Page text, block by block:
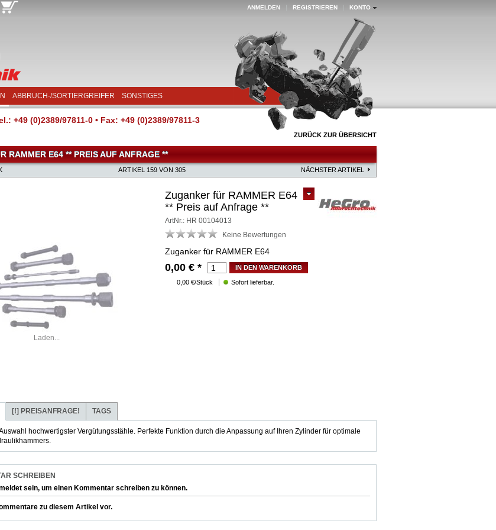
KONTO
ANMELDEN REGISTRIEREN
ABBRUCH-/SORTIERGREIFER SONSTIGES
+49 (0)2389/97811-0 • Fax: +49 (0)2389/97811-3
ZURÜCK ZUR ÜBERSICHT
RAMMER E64 ** PREIS AUF ANFRAGE **
ARTIKEL 159 VON 305 NÄCHSTER ARTIKEL
Laden...
Zuganker für RAMMER E64
** Preis auf Anfrage **
ArtNr.: HR 00104013
Keine Bewertungen
Zuganker für RAMMER E64
0,00 € * IN DEN WARENKORB
0,00 €/Stück Sofort lieferbar.
[!] PREISANFRAGE! TAGS
hochwertigster Vergütungsstähle. Perfekte Funktion durch die Anpassung auf Ihren Zylinder für optimale
SCHREIBEN
sein, um einen Kommentar schreiben zu können.
zu diesem Artikel vor.